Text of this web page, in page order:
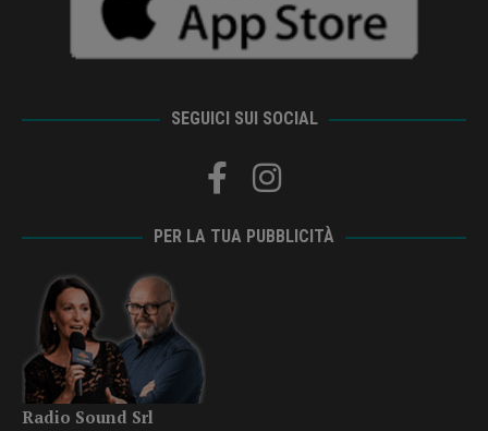
SEGUICI SUI SOCIAL
PER LA TUA PUBBLICITÀ
Radio Sound Srl